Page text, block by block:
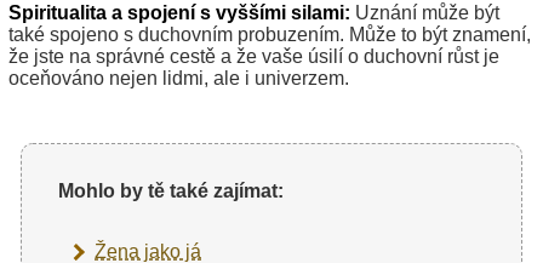
Spiritualita a spojení s vyššími silami: Uznání může být
také spojeno s duchovním probuzením. Může to být znamení,
že jste na správné cestě a že vaše úsilí o duchovní růst je
oceňováno nejen lidmi, ale i univerzem.
Mohlo by tě také zajímat:
Žena jako já